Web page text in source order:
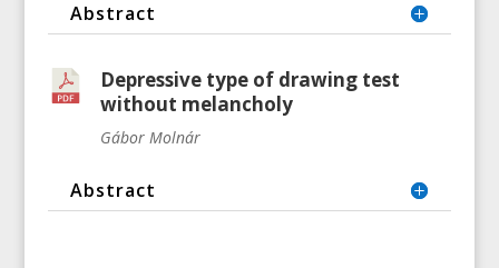
Abstract
Depressive type of drawing test
without melancholy
Gábor Molnár
Abstract